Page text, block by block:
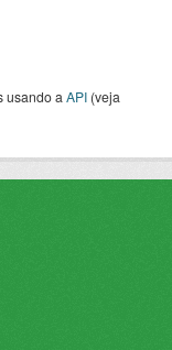
usando a API (veja